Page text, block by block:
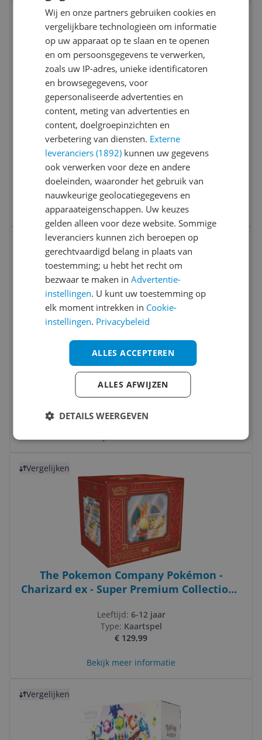
Vergelijken
Ravensburger Op de boerderij Puzzel - 3+
jaar
Leeftijd:3-6 jaar
Type: Puzzel
v.a. € 13,18
2 prijzen
Ga naar goedkoopste
Bekijk product
Vergelijken
The Pokemon Company Pokemon TCG
Charizard EX Special Collection Box
Leeftijd:6-12 jaar
Type:Kaartspel
€ 99,99
Bekijk product
Vergelijken
The Pokemon Company Pokémon -
Charizard ex - Super Premium Collection -
Leeftijd: 6-12 jaar
Type: Kaartspel
€ 129,99
Bekijk meer informatie
Vergelijken
Wij en onze partners gebruiken cookies en
vergelijkbare technologieën om informatie
op uw apparaat op te slaan en te openen
en om persoonsgegevens te verwerken,
zoals uw IP-adres, unieke identificatoren
en browsegegevens, voor
gepersonaliseerde advertenties en
content, meting van advertenties en
content, doelgroepinzichten en
verbetering van diensten. Externe
leveranciers (1892) kunnen uw gegevens
ook verwerken voor deze en andere
doeleinden, waaronder het gebruik van
nauwkeurige geolocatiegegevens en
apparaateigenschappen. Uw keuzes
gelden alleen voor deze website. Sommige
leveranciers kunnen zich beroepen op
gerechtvaardigd belang in plaats van
toestemming; u hebt het recht om
bezwaar te maken inAdvertentie-
instellingen. U kunt uw toestemming op
elk moment intrekken in Cookie-
instellingen. Privacybeleid
ALLES ACCEPTEREN
ALLES AFWIJZEN
DETAILS WEERGEVEN